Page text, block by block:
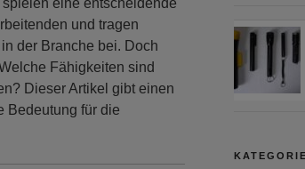
eine entscheidende
und tragen
der Branche bei. Doch
Fähigkeiten sind
Dieser Artikel gibt einen
Bedeutung für die